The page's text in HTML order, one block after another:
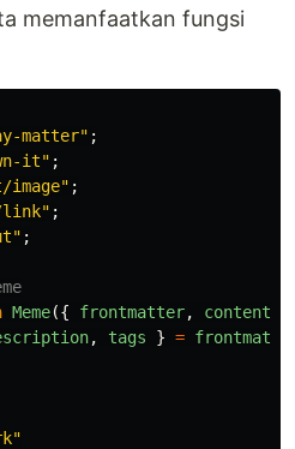
memanfaatkan fungsi
matter" ;
it" ;
image" ;
link" ;
" ;
Meme({ frontmatter, content
, tags } =